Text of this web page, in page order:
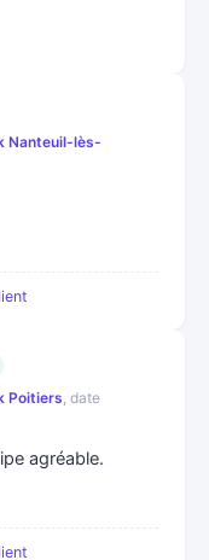
Nanteuil-lès-
Poitiers, date
agréable.